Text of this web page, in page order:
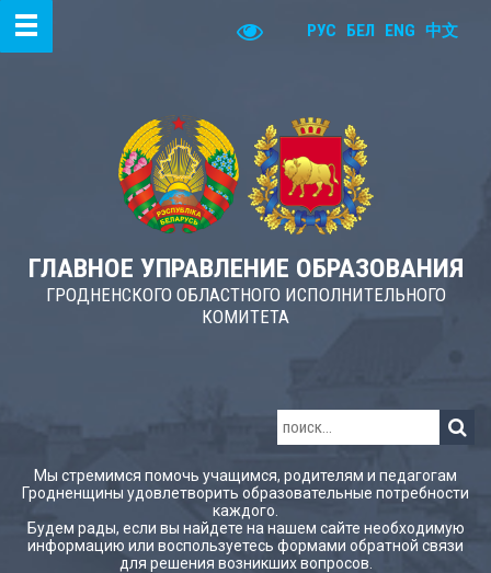
РУС БЕЛ ENG 中文
ГЛАВНОЕ УПРАВЛЕНИЕ ОБРАЗОВАНИЯ
ГРОДНЕНСКОГО ОБЛАСТНОГО ИСПОЛНИТЕЛЬНОГО
КОМИТЕТА
Мы стремимся помочь учащимся, родителям и педагогам
Гродненщины удовлетворить образовательные потребности
каждого.
Будем рады, если вы найдете на нашем сайте необходимую
информацию или воспользуетесь формами обратной связи
для решения возникших вопросов.